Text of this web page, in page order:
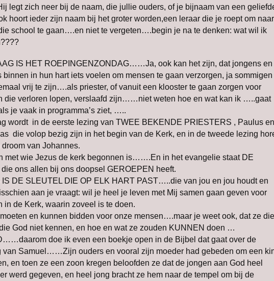
legt zich neer bij de naam, die jullie ouders, of je bijnaam van een
hoort ieder zijn naam bij het groter worden,een leraar die je roept om naar
school te gaan….en niet te vergeten….begin je na te denken: wat wil ik
IS HET ROEPINGENZONDAG……Ja, ook kan het zijn, dat jongens en
binnen in hun hart iets voelen om mensen te gaan verzorgen, ja sommigen
vrij te zijn….als priester, of vanuit een klooster te gaan zorgen voor
die verloren lopen, verslaafd zijn……niet weten hoe en wat kan ik …..gaat
je vaak in programma’s ziet, …..
wordt in de eerste lezing van TWEE BEKENDE PRIESTERS , Paulus en
die volop bezig zijn in het begin van de Kerk, en in de tweede lezing
van Johannes.
met wie Jezus de kerk begonnen is…….En in het evangelie staat DE
ons allen bij ons doopsel GEROEPEN heeft.
DE SLEUTEL DIE OP ELK HART PAST…..die van jou en jou houdt en
aan je vraagt: wil je heel je leven met Mij samen gaan geven voor
in de Kerk, waarin zoveel is te doen.
en kunnen bidden voor onze mensen….maar je weet ook, dat ze die
God niet kennen, en hoe en wat ze zouden KUNNEN doen …
doe ik even een boekje open in de Bijbel dat gaat over de
van Samuel……Zijn ouders en vooral zijn moeder had gebeden om een
en toen ze een zoon kregen beloofden ze dat de jongen aan God heel
werd gegeven, en heel jong bracht ze hem naar de tempel om bij de